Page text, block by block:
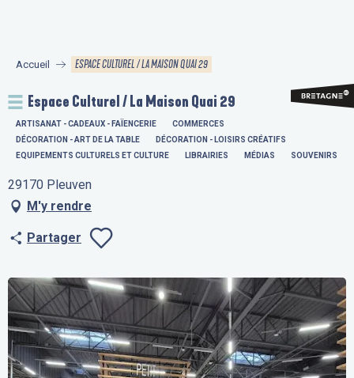
principal
Accueil ESPACE CULTUREL / LA MAISON QUAI 29
Espace Culturel / La Maison Quai 29
ARTISANAT - CADEAUX - FAÏENCERIE
COMMERCES
DÉCORATION - ART DE LA TABLE
DÉCORATION - LOISIRS CRÉATIFS
EQUIPEMENTS CULTURELS ET CULTURE
LIBRAIRIES MÉDIAS SOUVENIRS
29170 Pleuven
M'y rendre
Partager